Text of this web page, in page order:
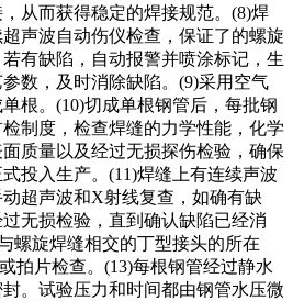
从而获得稳定的焊接规范。(8)焊
声波自动伤仪检查，保证了的螺旋
有缺陷，自动报警并喷涂标记，生
数，及时消除缺陷。(9)采用空气
根。(10)切成单根钢管后，每批钢
制度，检查焊缝的力学性能，化学
质量以及经过无损探伤检验，确保
投入生产。(11)焊缝上有连续声波
超声波和X射线复查，如确有缺
无损检验，直到确认缺陷已经消
螺旋焊缝相交的丁型接头的所在
拍片检查。(13)每根钢管经过静水
。试验压力和时间都由钢管水压微